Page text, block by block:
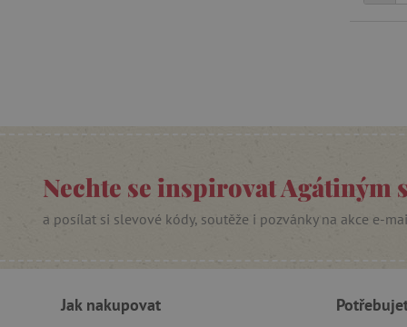
Nechte se inspirovat Agátiným
a posílat si slevové kódy, soutěže i pozvánky na akce e-
Jak nakupovat
PHPSESSID
__cf_bm
lastVisitedProduct
__cf_bm